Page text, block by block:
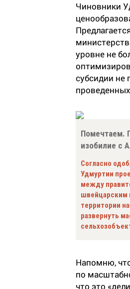
Чиновники
уровне не
субсидии не
Помечтаем.
изобилие с
Согласно
Удмуртии
между
швейцарским
территории
развернуть
Напомню,
по
что это